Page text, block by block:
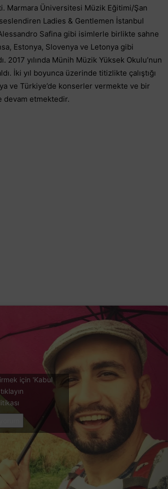
Marmara Üniversitesi Müzik Eğitimi/Şan
Ladies & Gentlemen İstanbul
Safina gibi isimlerle birlikte sahne
Estonya, Slovenya ve Letonya gibi
yılında Münih Müzik Yüksek Okulu’nun
İki yıl boyunca üzerinde titizlikte çalıştığı
ve Türkiye’de konserler vermekte ve bir
devam etmektedir.
için 'Kabul